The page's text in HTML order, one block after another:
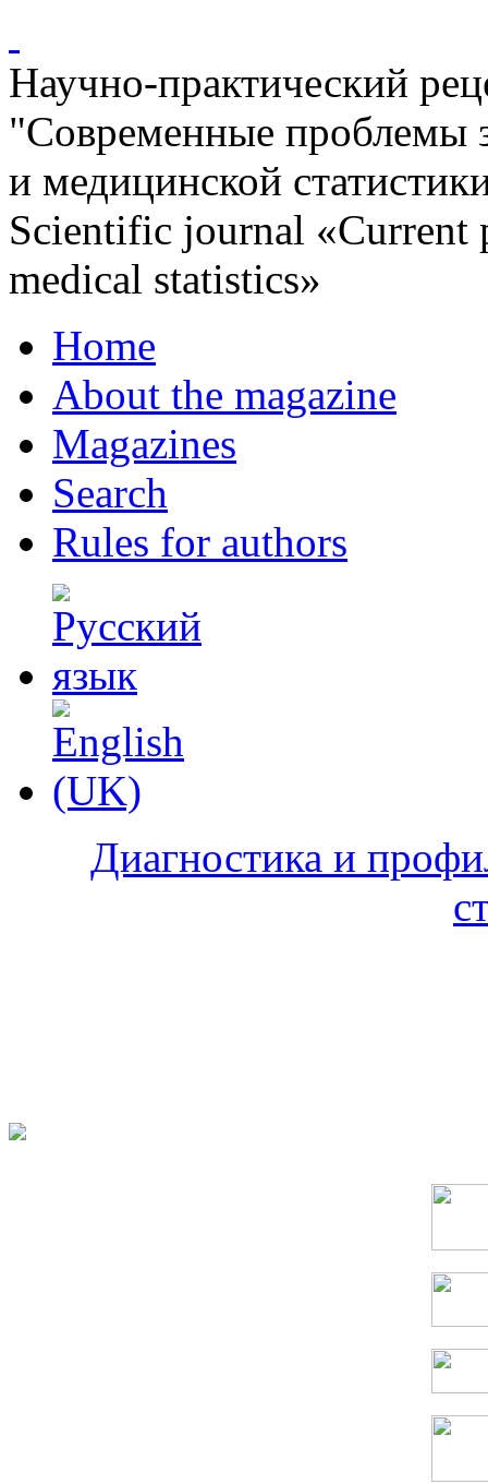
Научно-практический
"Современные проблемы
и медицинской
Scientific journal «Current
medical statistics»
Home
About the magazine
Magazines
Search
Rules for authors
Диагностика и